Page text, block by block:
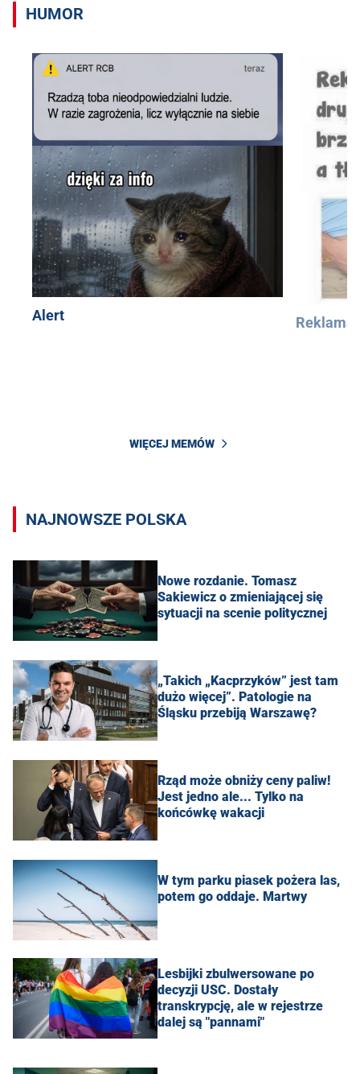
HUMOR
Alert Reklama
WIĘCEJ MEMÓW
NAJNOWSZE POLSKA
Nowe rozdanie. Tomasz
Sakiewicz o zmieniającej się
sytuacji na scenie politycznej
„Takich „Kacprzyków” jest tam
dużo więcej”. Patologie na
Śląsku przebiją Warszawę?
Rząd może obniży ceny paliw!
Jest jedno ale... Tylko na
końcówkę wakacji
W tym parku piasek pożera las,
potem go oddaje. Martwy
Lesbijki zbulwersowane po
decyzji USC. Dostały
transkrypcję, ale w rejestrze
dalej są "pannami"